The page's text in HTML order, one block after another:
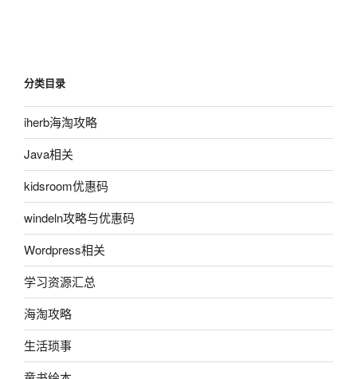
分类目录
iherb海淘攻略
Java相关
kidsroom优惠码
windeln攻略与优惠码
Wordpress相关
学习资源汇总
海淘攻略
生活琐事